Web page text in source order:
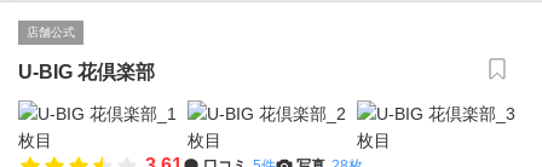
店舗公式
U-BIG 花倶楽部